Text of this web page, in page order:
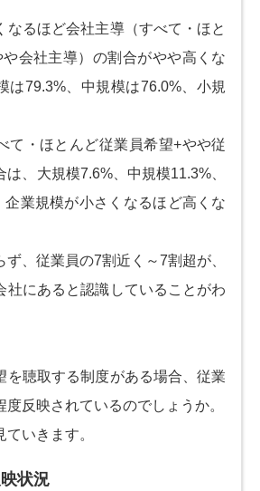
なるほど会社主導（すべて・ほと
会社主導）の割合がやや高くな
は79.3%、中規模は76.0%、小規
て・ほとんど従業員希望+やや従
、大規模7.6%、中規模11.3%、
企業規模が小さくなるほど高くな
、従業員の7割近く～7割超が、
社にあると認識していることがわ
を聴取する制度がある場合、従業
度反映されているのでしょうか。
いきます。
状況